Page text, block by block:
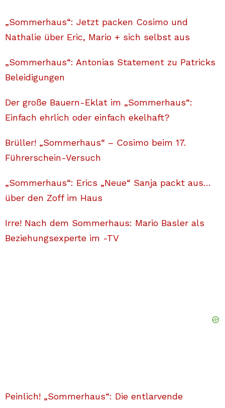
„Sommerhaus“: Jetzt packen Cosimo und
Nathalie über Eric, Mario + sich selbst aus
„Sommerhaus“: Antonias Statement zu Patricks
Beleidigungen
Der große Bauern-Eklat im „Sommerhaus“:
Einfach ehrlich oder einfach ekelhaft?
Brüller! „Sommerhaus“ – Cosimo beim 17.
Führerschein-Versuch
„Sommerhaus“: Erics „Neue“ Sanja packt aus…
über den Zoff im Haus
Irre! Nach dem Sommerhaus: Mario Basler als
Beziehungsexperte im -TV
Peinlich! „Sommerhaus“: Die entlarvende